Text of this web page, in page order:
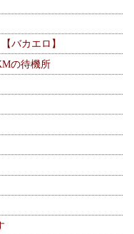
バカエロ】
の待機所